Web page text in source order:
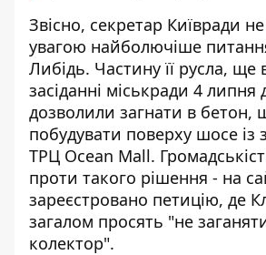
Звісно, секретар Київради
увагою найболючіше
Либідь. Частину її русла, ще
засіданні міськради 4 липня
дозволили загнати в бетон,
побудувати поверху шосе із
ТРЦ Ocean Mall.
проти такого рішення - на
зареєстровано петицію, де
загалом просять "не
колектор".